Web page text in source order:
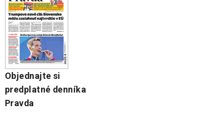
Objednajte si
predplatné denníka
Pravda